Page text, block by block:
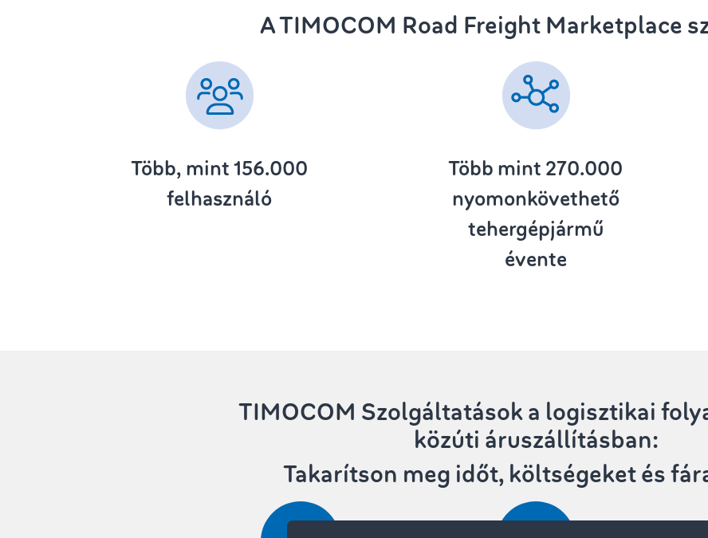
A TIMOCOM Road Freight Marketplace
Több, mint 156.000
felhasználó
Több mint 270.000
nyomonkövethető
tehergépjármű
évente
TIMOCOM Szolgáltatásoka logisztikai
közúti áruszállításban:
Takarítson meg időt, költségeket és